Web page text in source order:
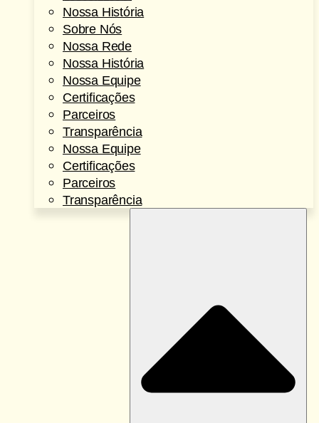
Nossa História
Sobre Nós
Nossa Rede
Nossa História
Nossa Equipe
Certificações
Parceiros
Transparência
Nossa Equipe
Certificações
Parceiros
Transparência